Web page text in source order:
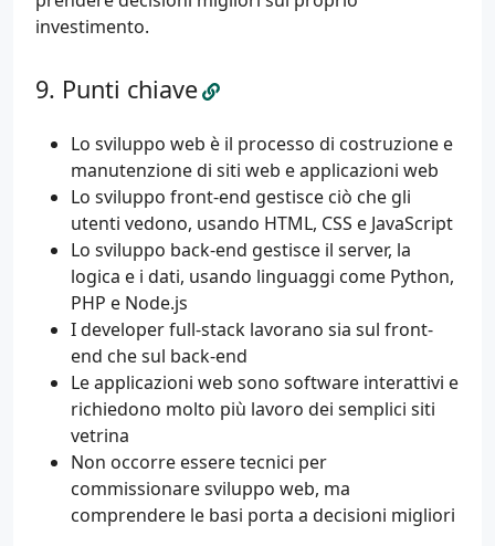
investimento.
Punti chiave
Lo sviluppo web è il processo di costruzione e
manutenzione di siti web e applicazioni web
Lo sviluppo front-end gestisce ciò che gli
utenti vedono, usando HTML, CSS e JavaScript
Lo sviluppo back-end gestisce il server, la
logica e i dati, usando linguaggi come Python,
PHP e Node.js
I developer full-stack lavorano sia sul front-
end che sul back-end
Le applicazioni web sono software interattivi e
richiedono molto più lavoro dei semplici siti
vetrina
Non occorre essere tecnici per
commissionare sviluppo web, ma
comprendere le basi porta a decisioni migliori